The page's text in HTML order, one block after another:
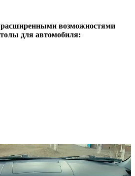
расширенными возможностями
для автомобиля: